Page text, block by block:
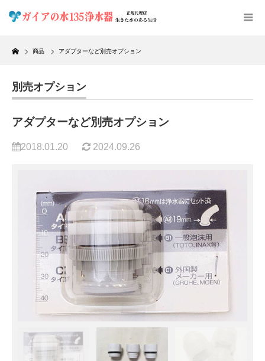
Home
商品 アダプターなど別売オプション
別売オプション
アダプターなど別売オプション
2018.01.20 2024.09.26